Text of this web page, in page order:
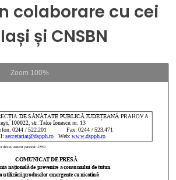
colaborare cu cei
și CNSBN
Zoom 100%